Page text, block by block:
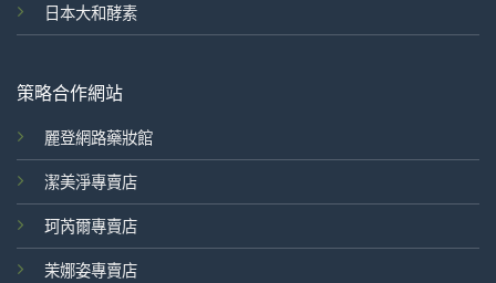
日本大和酵素
策略合作網站
麗登網路藥妝館
潔美淨專賣店
珂芮爾專賣店
茉娜姿專賣店